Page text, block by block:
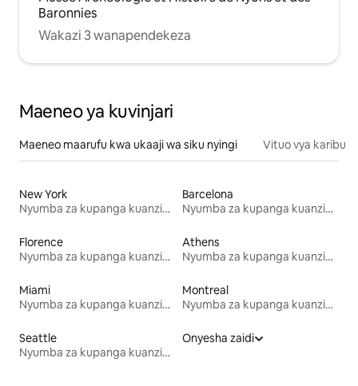
Baronnies
Wakazi 3 wanapendekeza
Maeneo ya kuvinjari
Maeneo maarufu kwa ukaaji wa siku nyingi Vituo vya karibu
New York
Nyumba za kupanga kuanzia mwezi mmoja
Barcelona
Nyumba za kupanga kuanzia mwezi mmoja
Florence
Nyumba za kupanga kuanzia mwezi mmoja
Athens
Nyumba za kupanga kuanzia mwezi mmoja
Miami
Nyumba za kupanga kuanzia mwezi mmoja
Montreal
Nyumba za kupanga kuanzia mwezi mmoja
Seattle
Nyumba za kupanga kuanzia mwezi mmoja
Onyesha zaidi